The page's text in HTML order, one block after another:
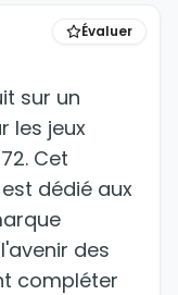
Évaluer
sur un
les jeux
Cet
dédié aux
des
compléter